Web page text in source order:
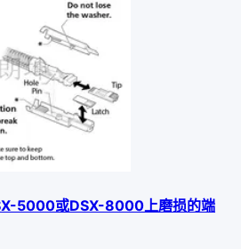
5000或DSX-8000上磨损的端